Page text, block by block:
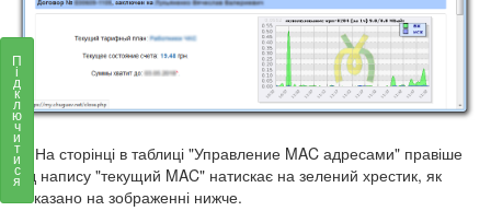
4) На сторінці в таблиці "Управление MAC адресами" правіше
від напису "текущий MAC" натискає на зелений хрестик, як
показано на зображенні нижче.
П
і
д
к
л
ю
ч
и
т
и
с
я